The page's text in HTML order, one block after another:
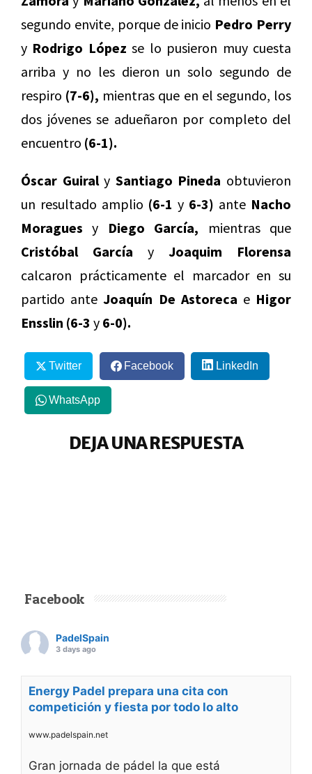
segundo envite, porque de inicio Pedro Perry
y Rodrigo López se lo pusieron muy cuesta
arriba y no les dieron un solo segundo de
respiro (7-6), mientras que en el segundo, los
dos jóvenes se adueñaron por completo del
encuentro (6-1).
Óscar Guiraly Santiago Pineda obtuvieron
un resultado amplio (6-1 y 6-3) ante Nacho
Moragues y Diego García, mientras que
Cristóbal García y Joaquim Florensa
calcaron prácticamente el marcador en su
partido anteJoaquín De Astoreca e Higor
Ensslin (6-3 y 6-0).
Twitter Facebook LinkedIn
WhatsApp
DEJA UNA RESPUESTA
Facebook
PadelSpain
3 days ago
Energy Padel prepara una cita con
competición y fiesta por todo lo alto
www.padelspain.net
Gran jornada de pádel la que está